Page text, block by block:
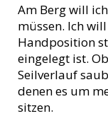
Am Berg will
müssen. Ich
Handposition
eingelegt ist.
Seilverlauf
denen es um
sitzen.